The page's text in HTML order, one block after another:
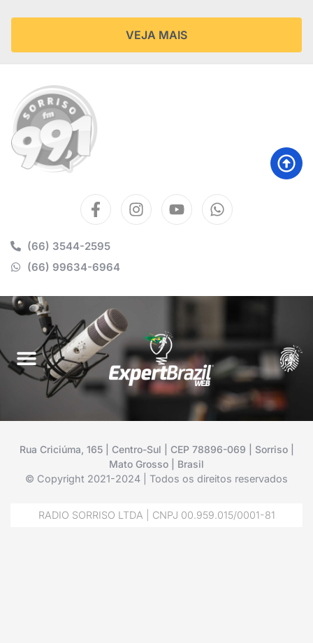
VEJA MAIS
(66) 3544-2595
(66) 99634-6964
Rua Criciúma, 165 | Centro-Sul | CEP 78896-069 | Sorriso |
Mato Grosso | Brasil
© Copyright 2021-2024 | Todos os direitos reservados
RADIO SORRISO LTDA | CNPJ 00.959.015/0001-81